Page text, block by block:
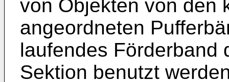
von Objekten von den
angeordneten
laufendes Förderband
Sektion benutzt